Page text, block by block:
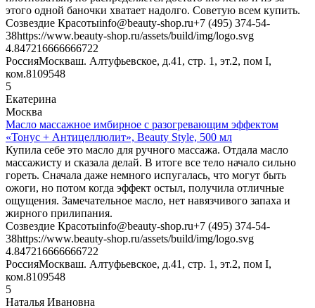
этого одной баночки хватает надолго. Советую всем купить.
Созвездие Красотыinfo@beauty-shop.ru+7 (495) 374-54-
38https://www.beauty-shop.ru/assets/build/img/logo.svg
4.847216666666722
РоссияМоскваш. Алтуфьевское, д.41, стр. 1, эт.2, пом I,
ком.8109548
5
Екатерина
Москва
Масло массажное имбирное с разогревающим эффектом
«Тонус + Антицеллюлит», Beauty Style, 500 мл
Купила себе это масло для ручного массажа. Отдала масло
массажисту и сказала делай. В итоге все тело начало сильно
гореть. Сначала даже немного испугалась, что могут быть
ожоги, но потом когда эффект остыл, получила отличные
ощущения. Замечательное масло, нет навязчивого запаха и
жирного прилипания.
Созвездие Красотыinfo@beauty-shop.ru+7 (495) 374-54-
38https://www.beauty-shop.ru/assets/build/img/logo.svg
4.847216666666722
РоссияМоскваш. Алтуфьевское, д.41, стр. 1, эт.2, пом I,
ком.8109548
5
Наталья Ивановна